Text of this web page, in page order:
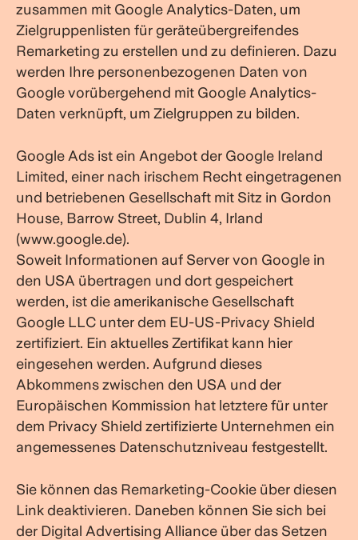
zusammen mit Google Analytics-Daten, um
Zielgruppenlisten für geräteübergreifendes
Remarketing zu erstellen und zu definieren. Dazu
werden Ihre personenbezogenen Daten von
Google vorübergehend mit Google Analytics-
Daten verknüpft, um Zielgruppen zu bilden.
Google Ads ist ein Angebot der Google Ireland
Limited, einer nach irischem Recht eingetragenen
und betriebenen Gesellschaft mit Sitz in Gordon
House, Barrow Street, Dublin 4, Irland
(www.google.de).
Soweit Informationen auf Server von Google in
den USA übertragen und dort gespeichert
werden, ist die amerikanische Gesellschaft
Google LLC unter dem EU-US-Privacy Shield
zertifiziert. Ein aktuelles Zertifikat kann hier
eingesehen werden. Aufgrund dieses
Abkommens zwischen den USA und der
Europäischen Kommission hat letztere für unter
dem Privacy Shield zertifizierte Unternehmen ein
angemessenes Datenschutzniveau festgestellt.
Sie können das Remarketing-Cookie über diesen
Link deaktivieren. Daneben können Sie sich bei
der Digital Advertising Alliance über das Setzen